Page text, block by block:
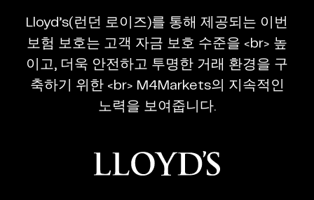
CFD
Trading
Regulated
Broker
Lloyd’s(런던 로이즈)를 통해 제공되는 이번
보험 보호는 고객 자금 보호 수준을 <br> 높
이고, 더욱 안전하고 투명한 거래 환경을 구
축하기 위한 <br> M4Markets의 지속적인
노력을 보여줍니다.